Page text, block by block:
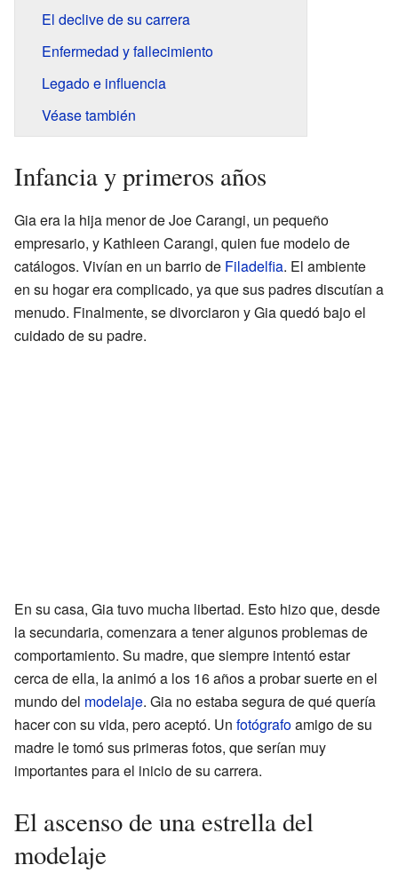
El declive de su carrera
Enfermedad y fallecimiento
Legado e influencia
Véase también
Infancia y primeros años
Gia era la hija menor de Joe Carangi, un pequeño
empresario, y Kathleen Carangi, quien fue modelo de
catálogos. Vivían en un barrio de Filadelfia. El ambiente
en su hogar era complicado, ya que sus padres discutían a
menudo. Finalmente, se divorciaron y Gia quedó bajo el
cuidado de su padre.
En su casa, Gia tuvo mucha libertad. Esto hizo que, desde
la secundaria, comenzara a tener algunos problemas de
comportamiento. Su madre, que siempre intentó estar
cerca de ella, la animó a los 16 años a probar suerte en el
mundo del modelaje. Gia no estaba segura de qué quería
hacer con su vida, pero aceptó. Un fotógrafoamigo de su
madre le tomó sus primeras fotos, que serían muy
importantes para el inicio de su carrera.
El ascenso de una estrella del
modelaje